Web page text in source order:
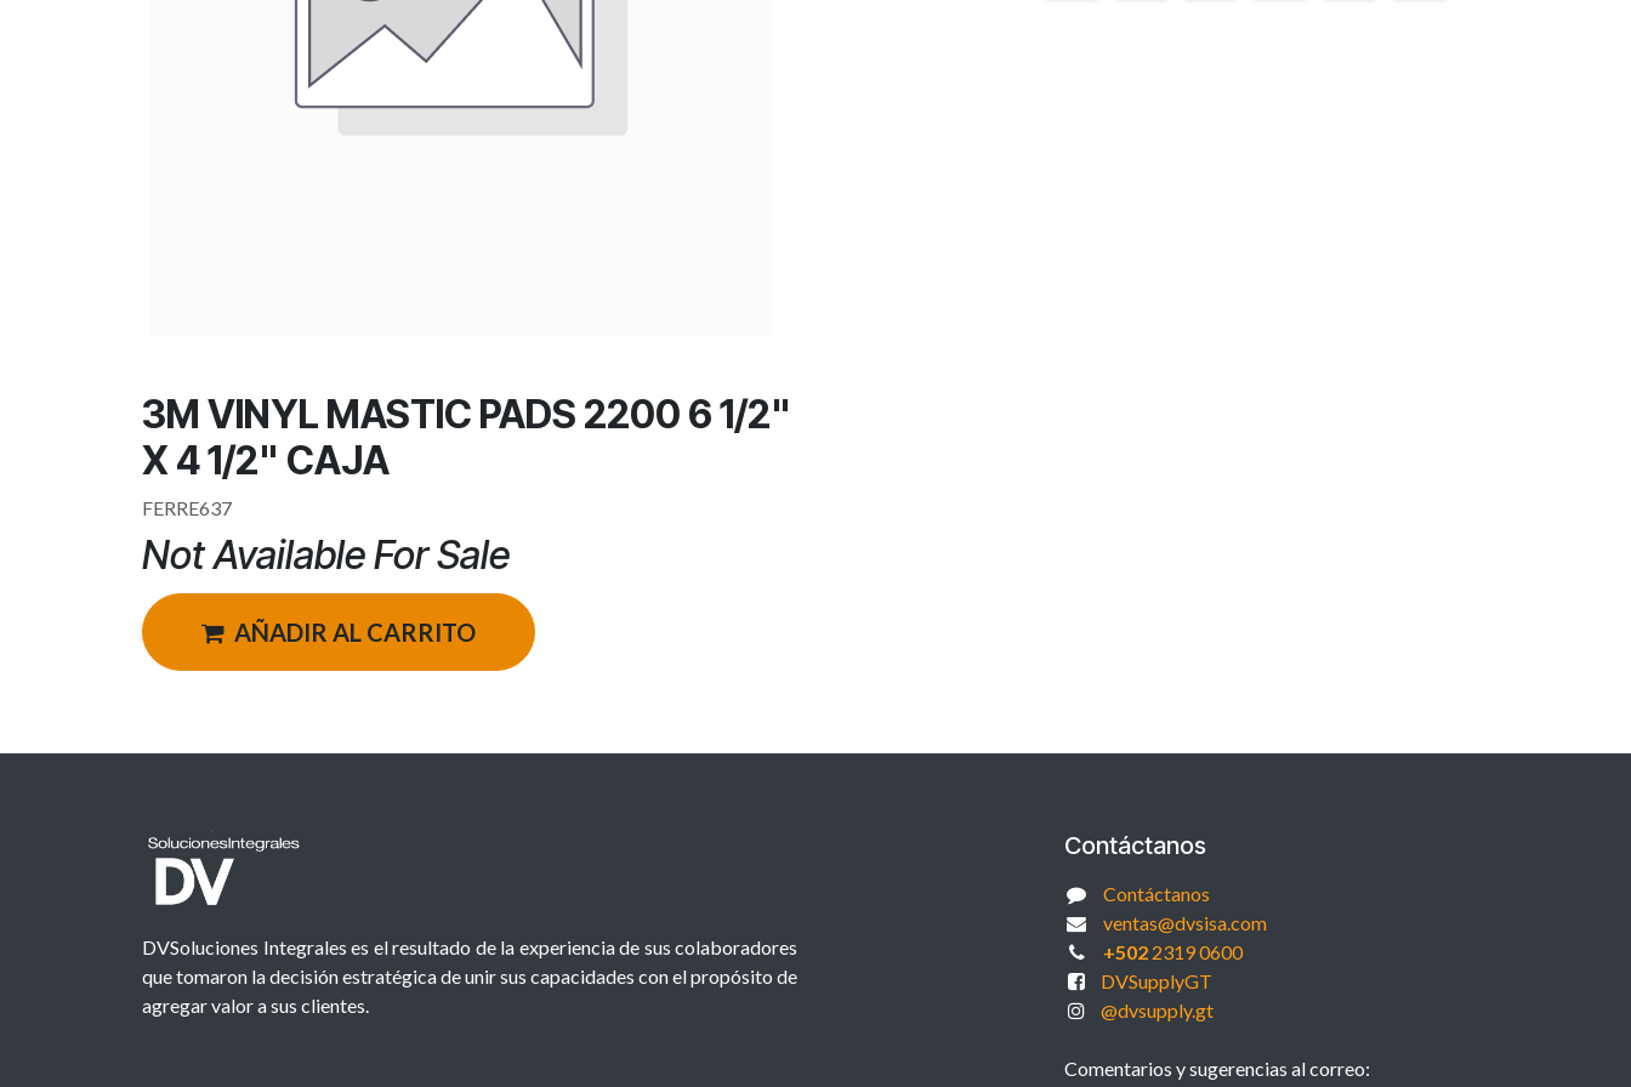
3M VINYL MASTIC PADS 2200 6 1/2"
X 4 1/2" CAJA
FERRE637
Not Available For Sale
AÑADIR AL CARRITO
DVSoluciones Integrales es el resultado de la experiencia de sus colaboradores
que tomaron la decisión estratégica de unir sus capacidades con el propósito de
agregar valor a sus clientes.
Contáctanos
Contáctanos
ventas@dvsisa.com
+5022319 0600
DVSupplyGT
@dvsupply.gt
Comentarios y sugerencias al correo: